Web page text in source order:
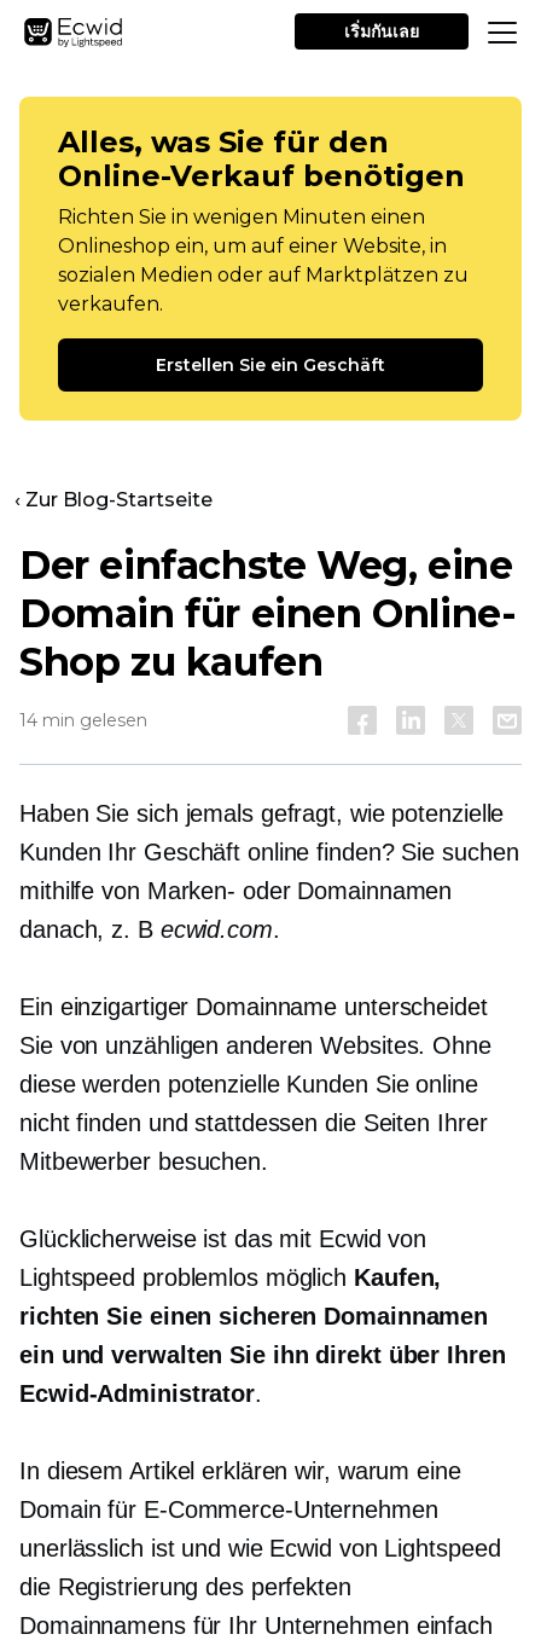
เริ่มกันเลย
Alles, was Sie für den
Online-Verkauf benötigen
Richten Sie in wenigen Minuten einen
Onlineshop ein, um auf einer Website, in
sozialen Medien oder auf Marktplätzen zu
verkaufen.
Erstellen Sie ein Geschäft
‹ Zur Blog-Startseite
Der einfachste Weg, eine
Domain für einen Online-
Shop zu kaufen
14 min gelesen
Haben Sie sich jemals gefragt, wie potenzielle
Kunden Ihr Geschäft online finden? Sie suchen
mithilfe von Marken- oder Domainnamen
danach, z. B ecwid.com.
Ein einzigartiger Domainname unterscheidet
Sie von unzähligen anderen Websites. Ohne
diese werden potenzielle Kunden Sie online
nicht finden und stattdessen die Seiten Ihrer
Mitbewerber besuchen.
Glücklicherweise ist das mit Ecwid von
Lightspeed problemlos möglich Kaufen,
richten Sie einen sicheren Domainnamen
ein und verwalten Sie ihn direkt über Ihren
Ecwid-Administrator.
In diesem Artikel erklären wir, warum eine
Domain für E-Commerce-Unternehmen
unerlässlich ist und wie Ecwid von Lightspeed
die Registrierung des perfekten
Domainnamens für Ihr Unternehmen einfach